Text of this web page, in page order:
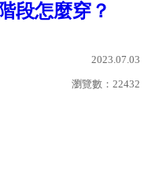
段怎麼穿？
2023.07.03
瀏覽數： 22432